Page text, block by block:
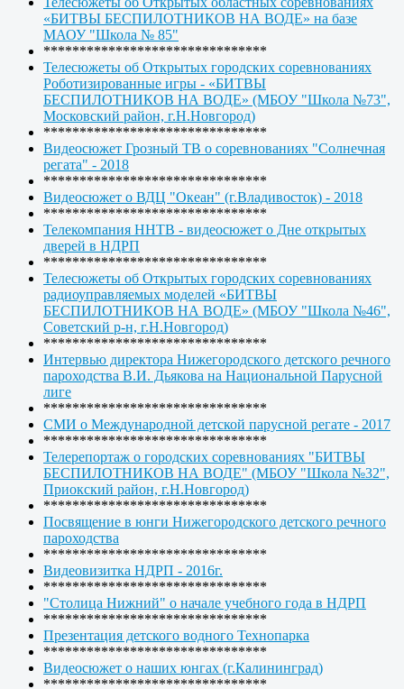
«БИТВЫ БЕСПИЛОТНИКОВ НА ВОДЕ» на базе
МАОУ "Школа № 85"
*******************************
Телесюжеты об Открытых городских соревнованиях
Роботизированные игры - «БИТВЫ
БЕСПИЛОТНИКОВ НА ВОДЕ» (МБОУ "Школа №73",
Московский район, г.Н.Новгород)
*******************************
Видеосюжет Грозный ТВ о соревнованиях "Солнечная
регата" - 2018
*******************************
Видеосюжет о ВДЦ "Океан" (г.Владивосток) - 2018
*******************************
Телекомпания ННТВ - видеосюжет о Дне открытых
дверей в НДРП
*******************************
Телесюжеты об Открытых городских соревнованиях
радиоуправляемых моделей «БИТВЫ
БЕСПИЛОТНИКОВ НА ВОДЕ» (МБОУ "Школа №46",
Советский р-н, г.Н.Новгород)
*******************************
Интервью директора Нижегородского детского речного
пароходства В.И. Дьякова на Национальной Парусной
лиге
*******************************
СМИ о Международной детской парусной регате - 2017
*******************************
Телерепортаж о городских соревнованиях "БИТВЫ
БЕСПИЛОТНИКОВ НА ВОДЕ" (МБОУ "Школа №32",
Приокский район, г.Н.Новгород)
*******************************
Посвящение в юнги Нижегородского детского речного
пароходства
*******************************
Видеовизитка НДРП - 2016г.
*******************************
"Столица Нижний" о начале учебного года в НДРП
*******************************
Презентация детского водного Технопарка
*******************************
Видеосюжет о наших юнгах (г.Калининград)
*******************************